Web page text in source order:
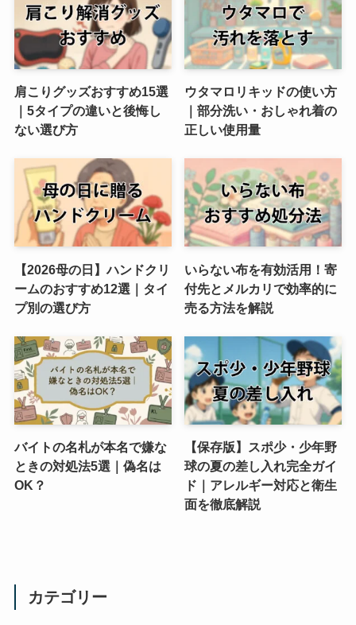
肩こりグッズおすすめ15選
｜5タイプの違いと後悔し
ない選び方
ウタマロリキッドの使い方
｜部分洗い・おしゃれ着の
正しい使用量
【2026母の日】ハンドクリ
ームのおすすめ12選｜タイ
プ別の選び方
いらない布を有効活用！寄
付先とメルカリで効率的に
売る方法を解説
バイトの名札が本名で嫌な
ときの対処法5選｜偽名は
OK？
【保存版】スポ少・少年野
球の夏の差し入れ完全ガイ
ド｜アレルギー対応と衛生
面を徹底解説
カテゴリー